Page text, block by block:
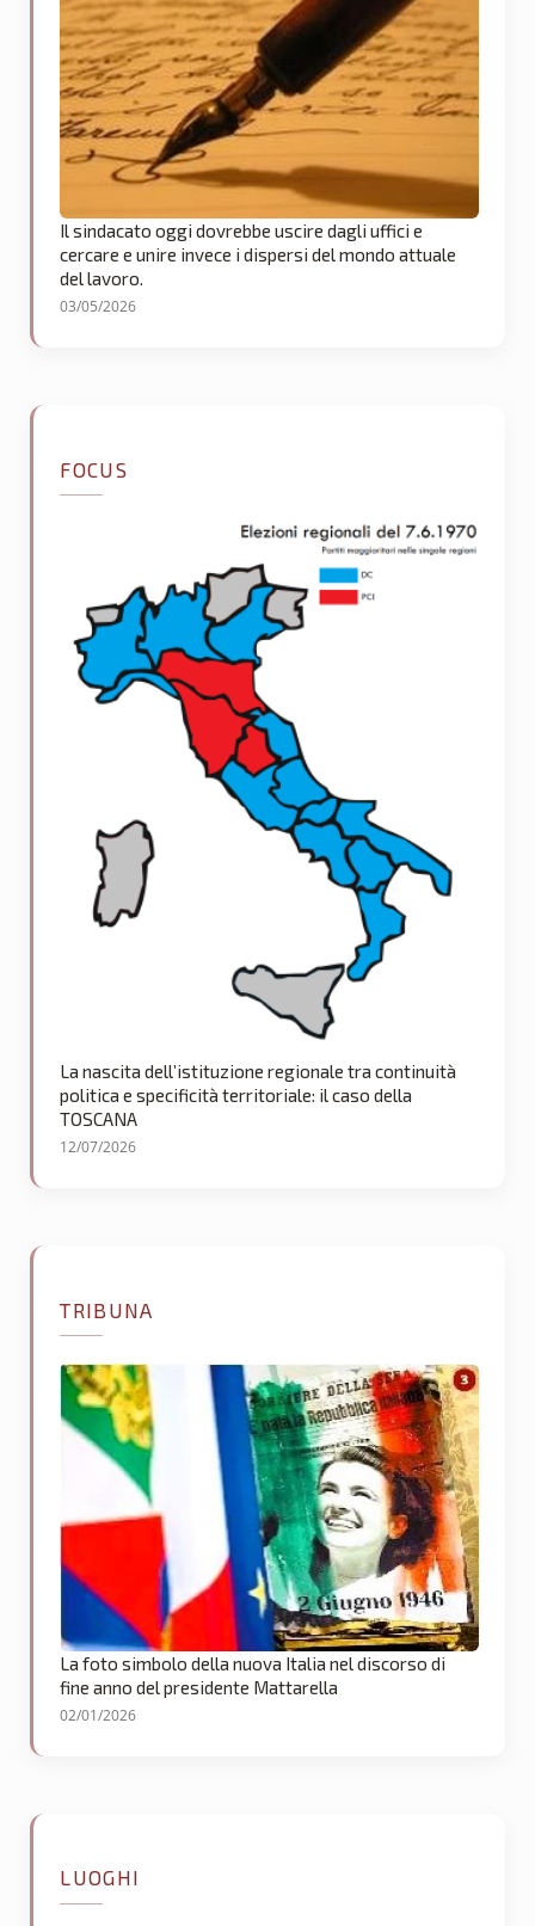
Il sindacato oggi dovrebbe uscire dagli uffici e
cercare e unire invece i dispersi del mondo attuale
del lavoro.
03/05/2026
FOCUS
La nascita dell’istituzione regionale tra continuità
politica e specificità territoriale: il caso della
TOSCANA
12/07/2026
TRIBUNA
La foto simbolo della nuova Italia nel discorso di
fine anno del presidente Mattarella
02/01/2026
LUOGHI